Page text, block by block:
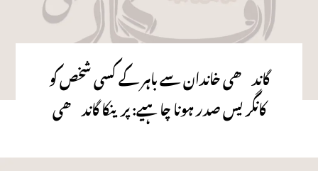
گاندھی خاندان سے باہر کے کسی شخص کو
کانگریس صدر ہونا چاہیے: پرینکا گاندھی